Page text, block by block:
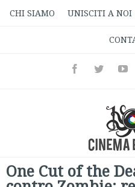
CHI SIAMO UNISCITI A NOI
FacebookTwitter
One Cut of the